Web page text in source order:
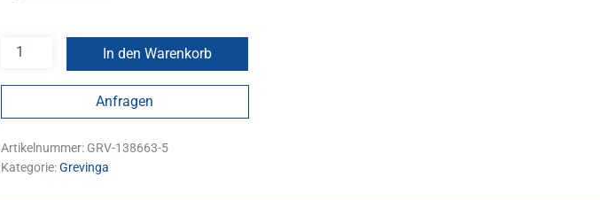
In den Warenkorb
Anfragen
Artikelnummer: GRV-138663-5
Kategorie:Grevinga